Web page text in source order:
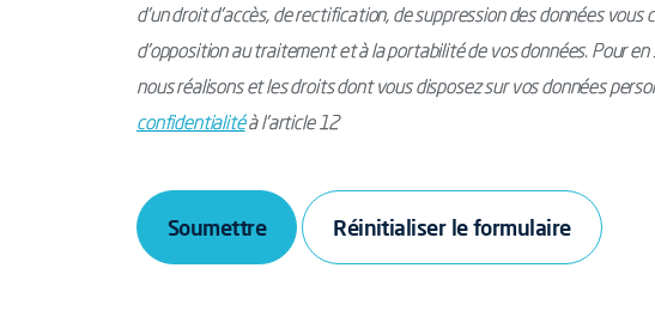
d’un droit d’accès, de rectification, de suppression des données
d’opposition au traitement et à la portabilité de vos données. Pour
nous réalisons et les droits dont vous disposez sur vos données
confidentialitéà l’article 12
Soumettre